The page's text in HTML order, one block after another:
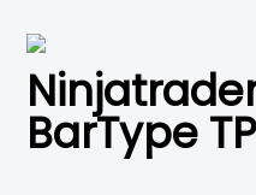
BarType